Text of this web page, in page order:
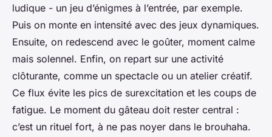
ludique - un jeu d’énigmes à l’entrée, par exemple.
Puis on monte en intensité avec des jeux dynamiques.
Ensuite, on redescend avec le goûter, moment calme
mais solennel. Enfin, on repart sur une activité
clôturante, comme un spectacle ou un atelier créatif.
Ce flux évite les pics de surexcitation et les coups de
fatigue. Le moment du gâteau doit rester central :
c’est un rituel fort, à ne pas noyer dans le brouhaha.